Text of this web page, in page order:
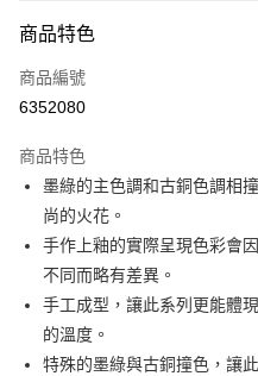
信用卡一次付款
超商取貨付款
街口支付
悠遊付
AFTEE先享後付
相關說明
【關於「AFTEE先享後付」】
AFTEE先享後付是「在收到商品之
便利好安心！
ATM付款
商品特色
商品編號
6352080
商品特色
墨綠的主色調和古銅色調相
尚的火花。
手作上釉的實際呈現色彩會
不同而略有差異。
手工成型，讓此系列更能體
的溫度。
特殊的墨綠與古銅撞色，讓